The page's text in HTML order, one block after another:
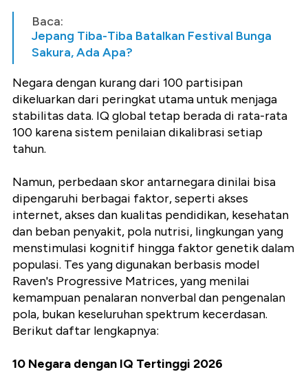
Baca:
Jepang Tiba-Tiba Batalkan Festival Bunga
Sakura, Ada Apa?
Negara dengan kurang dari 100 partisipan
dikeluarkan dari peringkat utama untuk menjaga
stabilitas data. IQ global tetap berada di rata-rata
100 karena sistem penilaian dikalibrasi setiap
tahun.
Namun, perbedaan skor antarnegara dinilai bisa
dipengaruhi berbagai faktor, seperti akses
internet, akses dan kualitas pendidikan, kesehatan
dan beban penyakit, pola nutrisi, lingkungan yang
menstimulasi kognitif hingga faktor genetik dalam
populasi. Tes yang digunakan berbasis model
Raven's Progressive Matrices, yang menilai
kemampuan penalaran nonverbal dan pengenalan
pola, bukan keseluruhan spektrum kecerdasan.
Berikut daftar lengkapnya:
10 Negara dengan IQ Tertinggi 2026